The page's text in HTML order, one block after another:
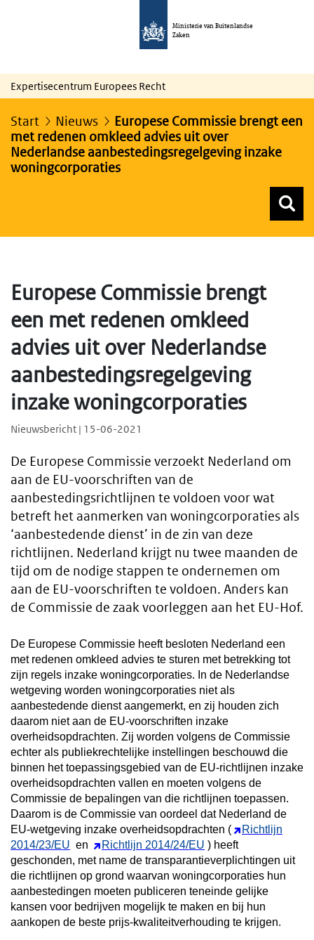
Ministerie van Buitenlandse
Zaken
Expertisecentrum Europees Recht
Start Nieuws
Europese Commissie brengt een
met redenen omkleed advies uit over
Nederlandse aanbestedingsregelgeving inzake
woningcorporaties
Europese Commissie brengt
een met redenen omkleed
advies uit over Nederlandse
aanbestedingsregelgeving
inzake woningcorporaties
Nieuwsbericht | 15-06-2021
De Europese Commissie verzoekt Nederland om
aan de EU-voorschriften van de
aanbestedingsrichtlijnen te voldoen voor wat
betreft het aanmerken van woningcorporaties als
‘aanbestedende dienst’ in de zin van deze
richtlijnen. Nederland krijgt nu twee maanden de
tijd om de nodige stappen te ondernemen om
aan de EU-voorschriften te voldoen. Anders kan
de Commissie de zaak voorleggen aan het EU-Hof.
De Europese Commissie heeft besloten Nederland een
met redenen omkleed advies te sturen met betrekking tot
zijn regels inzake woningcorporaties. In de Nederlandse
wetgeving worden woningcorporaties niet als
aanbestedende dienst aangemerkt, en zij houden zich
daarom niet aan de EU-voorschriften inzake
overheidsopdrachten. Zij worden volgens de Commissie
echter als publiekrechtelijke instellingen beschouwd die
binnen het toepassingsgebied van de EU-richtlijnen inzake
overheidsopdrachten vallen en moeten volgens de
Commissie de bepalingen van die richtlijnen toepassen.
Daarom is de Commissie van oordeel dat Nederland de
EU-wetgeving inzake overheidsopdrachten (
Richtlijn
2014/23/EU en Richtlijn 2014/24/EU ) heeft
geschonden, met name de transparantieverplichtingen uit
die richtlijnen op grond waarvan woningcorporaties hun
aanbestedingen moeten publiceren teneinde gelijke
kansen voor bedrijven mogelijk te maken en bij hun
aankopen de beste prijs-kwaliteitverhouding te krijgen.